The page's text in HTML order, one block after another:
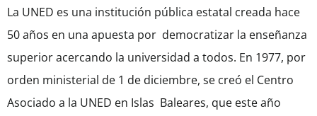
La UNED es una institución pública estatal creada hace
50 años en una apuesta por democratizar la enseñanza
superior acercando la universidad a todos. En 1977, por
orden ministerial de 1 de diciembre, se creó el Centro
Asociado a la UNED en Islas Baleares, que este año